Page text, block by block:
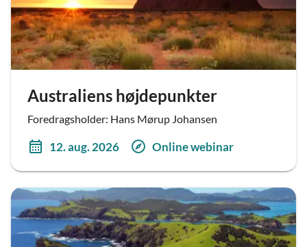
Australiens højdepunkter
Foredragsholder: Hans Mørup Johansen
12. aug. 2026 Online webinar